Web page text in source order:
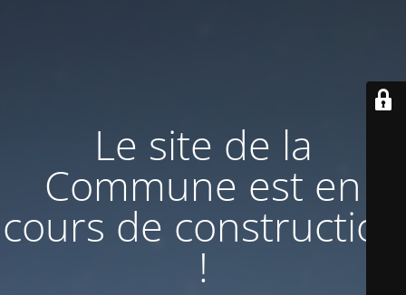
Le site de la
Commune est en
cours de construction
!